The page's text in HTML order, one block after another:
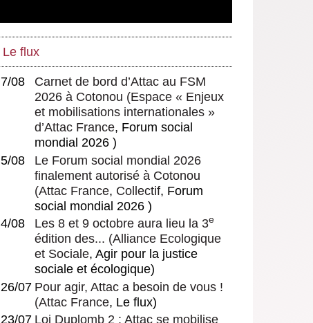
Le flux
7/08
Carnet de bord d’Attac au FSM
2026 à Cotonou (Espace « Enjeux
et mobilisations internationales »
d’Attac France, Forum social
mondial 2026 )
5/08
Le Forum social mondial 2026
finalement autorisé à Cotonou
(Attac France, Collectif, Forum
social mondial 2026 )
4/08
Les 8 et 9 octobre aura lieu la 3e
édition des... (Alliance Ecologique
et Sociale, Agir pour la justice
sociale et écologique)
26/07 Pour agir, Attac a besoin de vous !
(Attac France, Le flux)
23/07 Loi Duplomb 2 : Attac se mobilise